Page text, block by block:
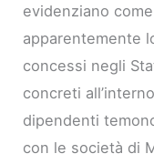
evidenziano
apparentemente
concessi negli
concreti
dipendenti
con le società di